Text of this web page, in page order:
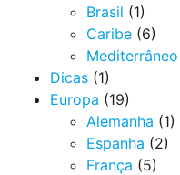
Brasil (1)
Caribe (6)
Mediterrâneo
Dicas (1)
Europa (19)
Alemanha (1)
Espanha (2)
França (5)